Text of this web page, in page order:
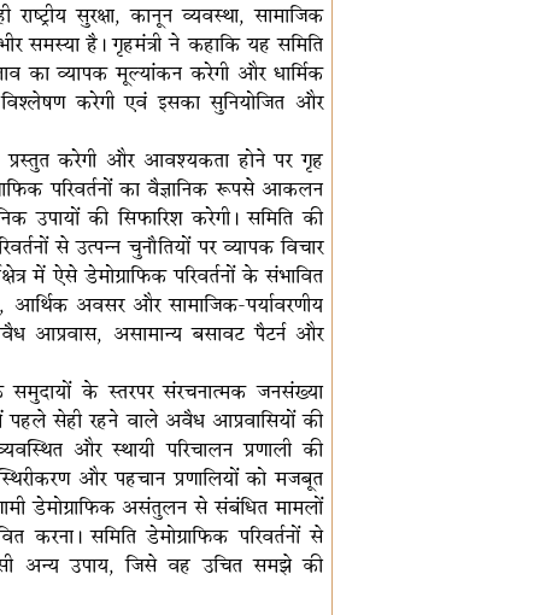
सुरक्षा, कानून व्यवस्था, सामाजिक
समस्या है। गृहमंत्री ने कहाकि यह समिति
का व्यापक मूल्यांकन करेगी और धार्मिक
विश्लेषण करेगी एवं इसका सुनियोजित और
प्रस्तुत करेगी और आवश्यकता होने पर गृह
परिवर्तनों का वैज्ञानिक रूपसे आकलन
उपायों की सिफारिश करेगी। समिति की
से उत्पन्न चुनौतियों पर व्यापक विचार
में ऐसे डेमोग्राफिक परिवर्तनों के संभावित
अवसर और सामाजिक-पर्यावरणीय
आप्रवास, असामान्य बसावट पैटर्न और
के स्तरपर संरचनात्मक जनसंख्या
पहले सेही रहने वाले अवैध आप्रवासियों की
और स्थायी परिचालन प्रणाली की
और पहचान प्रणालियों को मजबूत
डेमोग्राफिक असंतुलन से संबंधित मामलों
करना। समिति डेमोग्राफिक परिवर्तनों से
अन्य उपाय, जिसे वह उचित समझे की